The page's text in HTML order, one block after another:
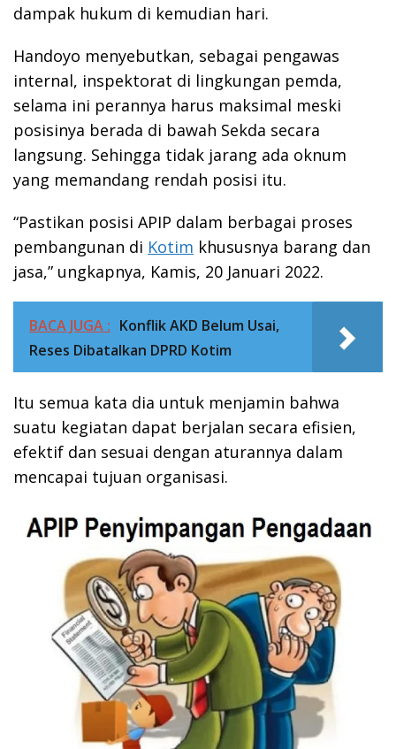
dampak hukum di kemudian hari.
Handoyo menyebutkan, sebagai pengawas
internal, inspektorat di lingkungan pemda,
selama ini perannya harus maksimal meski
posisinya berada di bawah Sekda secara
langsung. Sehingga tidak jarang ada oknum
yang memandang rendah posisi itu.
“Pastikan posisi APIP dalam berbagai proses
pembangunan di Kotim khususnya barang dan
jasa,” ungkapnya, Kamis, 20 Januari 2022.
BACA JUGA : Konflik AKD Belum Usai,
Reses Dibatalkan DPRD Kotim
Itu semua kata dia untuk menjamin bahwa
suatu kegiatan dapat berjalan secara efisien,
efektif dan sesuai dengan aturannya dalam
mencapai tujuan organisasi.